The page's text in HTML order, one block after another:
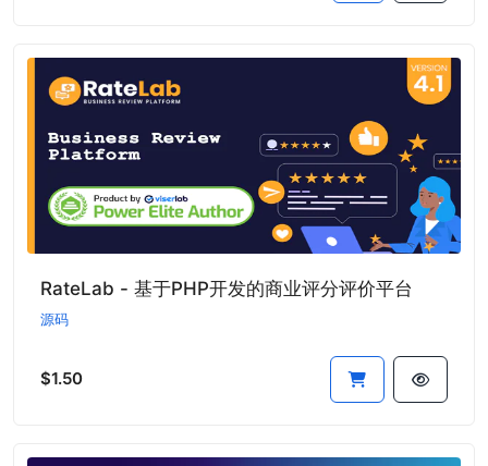
RateLab - 基于PHP开发的商业评分评价平台
源码
$1.50